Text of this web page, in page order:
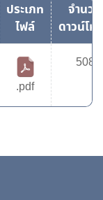
ประเภท
ไฟล์
จำนวน
ดาวน์โห
.pdf
508